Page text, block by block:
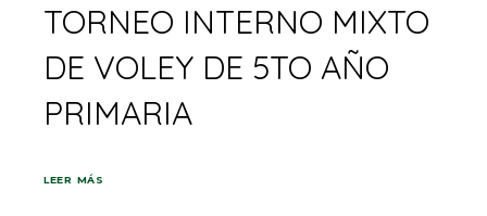
TORNEO INTERNO MIXTO
DE VOLEY DE 5TO AÑO
PRIMARIA
LEER MÁS